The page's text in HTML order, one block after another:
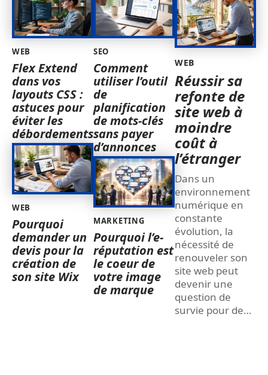
WEB
Flex Extend
dans vos
layouts CSS :
astuces pour
éviter les
débordements
WEB
Pourquoi
demander un
devis pour la
création de
son site Wix
SEO
Comment
utiliser l’outil
de
planification
de mots-clés
sans payer
d’annonces
MARKETING
Pourquoi l’e-
réputation est
le coeur de
votre image
de marque
WEB
Réussir sa
refonte de
site web à
moindre
coût à
l’étranger
Dans un
environnement
numérique en
constante
évolution, la
nécessité de
renouveler son
site web peut
devenir une
question de
survie pour de…